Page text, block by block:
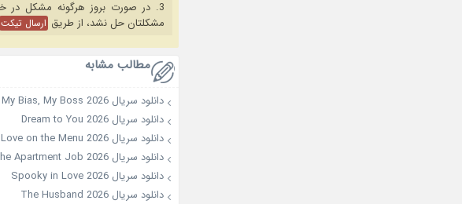
3. در صورت بروز هرگونه مشکل در خرید، ابتدا
مشکلتان حل نشد، از طریق ارسال تیکت
مطالب مشابه
دانلود سریال My Bias, My Boss 2026
دانلود سریال Dream to You 2026
دانلود سریال Love on the Menu 2026
دانلود سریال The Apartment Job 2026
دانلود سریال Spooky in Love 2026
دانلود سریال The Husband 2026